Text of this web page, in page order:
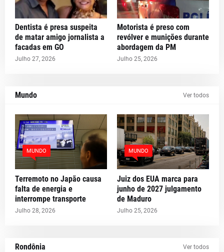
Dentista é presa suspeita
de matar amigo jornalista a
facadas em GO
Julho 27, 2026
Motorista é preso com
revólver e munições durante
abordagem da PM
Julho 25, 2026
Mundo Ver todos
MUNDO
Terremoto no Japão causa
falta de energia e
interrompe transporte
Julho 28, 2026
MUNDO
Juiz dos EUA marca para
junho de 2027 julgamento
de Maduro
Julho 25, 2026
Rondônia Ver todos